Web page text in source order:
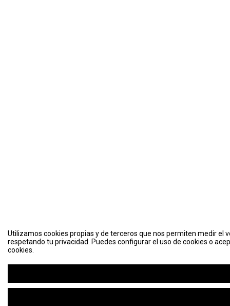
Utilizamos cookies propias y de terceros que nos permiten medir el
respetando tu privacidad. Puedes configurar el uso de cookies o
cookies.